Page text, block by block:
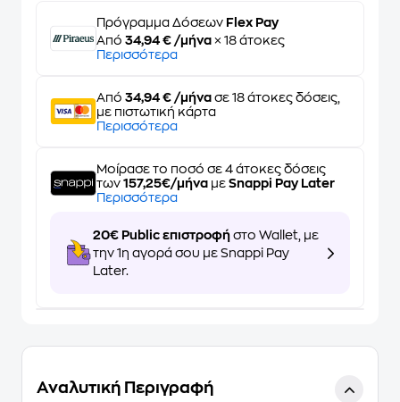
Πρόγραμμα Δόσεων Flex Pay
Από 34,94 € /μήνα × 18 άτοκες
Περισσότερα
Από 34,94 € /μήνα σε 18 άτοκες δόσεις,
με πιστωτική κάρτα
Περισσότερα
Μοίρασε το ποσό σε 4 άτοκες δόσεις
των 157,25€/μήνα με Snappi Pay Later
Περισσότερα
20€ Public επιστροφή στο Wallet, με
την 1η αγορά σου με Snappi Pay
Later.
Αναλυτική Περιγραφή